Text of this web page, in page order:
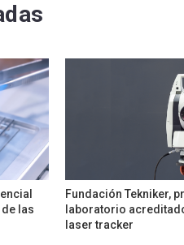
las
Fundación Tekniker,
laboratorio
laser tracker